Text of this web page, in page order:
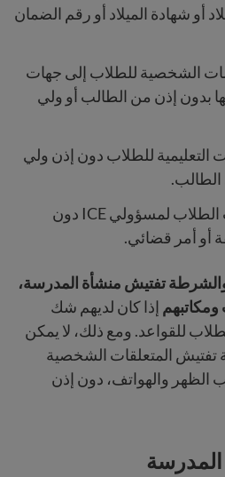
أو شهادة الميلاد أو رقم الضمان
الشخصية للطلاب إلى جهات
بدون إذن من الطالب أو ولي
للطلاب دون إذن ولي
الطالب.
الكشف عن سجلات الطلاب لمسؤولي ICE دون
أو أمر قضائي.
تفتيش منشأة المدرسة،
إذا كان لديهم شك
للقواعد. ومع ذلك، لا يمكن
المتعلقات الشخصية
الظهر والهواتف، دون إذن